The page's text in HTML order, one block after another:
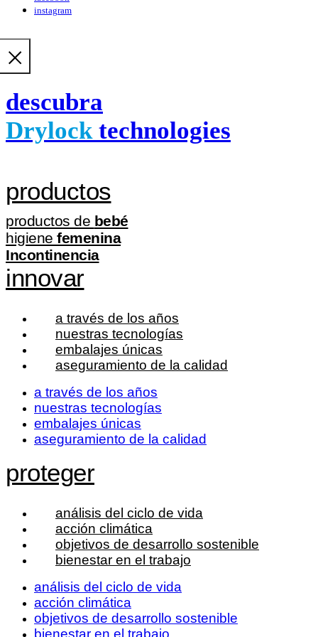
instagram
descubra
Drylock technologies
productos
productos de bebé
higiene femenina
Incontinencia
innovar
a través de los años
nuestras tecnologías
embalajes únicas
aseguramiento de la calidad
a través de los años
nuestras tecnologías
embalajes únicas
aseguramiento de la calidad
proteger
análisis del ciclo de vida
acción climática
objetivos de desarrollo sostenible
bienestar en el trabajo
análisis del ciclo de vida
acción climática
objetivos de desarrollo sostenible
bienestar en el trabajo